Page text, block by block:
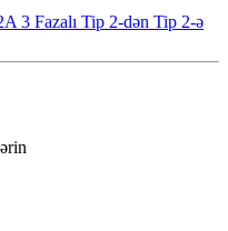
3 Fazalı Tip 2-dən Tip 2-ə